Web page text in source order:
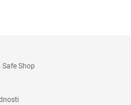
Safe Shop